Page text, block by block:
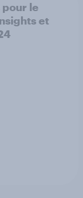
pour le
et